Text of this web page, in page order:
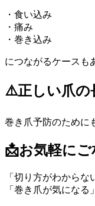
・食い込み
・痛み
・巻き込み
につながるケースも
⚠️正しい爪の
巻き爪予防のために
📩お気軽に
「切り方がわからな
「巻き爪が気になる」